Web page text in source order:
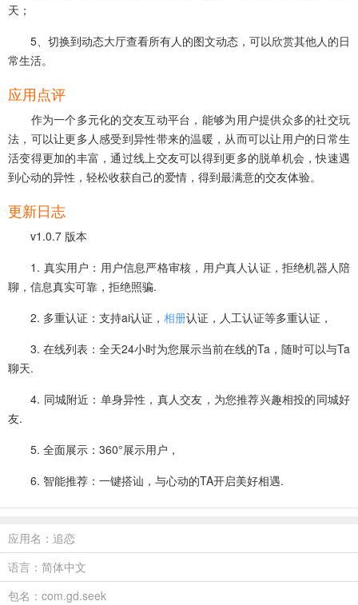
天；
5、切换到动态大厅查看所有人的图文动态，可以欣赏其他人的日
常生活。
应用点评
作为一个多元化的交友互动平台，能够为用户提供众多的社交玩
法，可以让更多人感受到异性带来的温暖，从而可以让用户的日常生
活变得更加的丰富，通过线上交友可以得到更多的脱单机会，快速遇
到心动的异性，轻松收获自己的爱情，得到最满意的交友体验。
更新日志
v1.0.7 版本
1. 真实用户：用户信息严格审核，用户真人认证，拒绝机器人陪
聊，信息真实可靠，拒绝照骗.
2. 多重认证：支持ai认证， 相册认证，人工认证等多重认证，
3. 在线列表：全天24小时为您展示当前在线的Ta，随时可以与Ta
聊天.
4. 同城附近：单身异性，真人交友，为您推荐兴趣相投的同城好
友.
5. 全面展示：360°展示用户，
6. 智能推荐：一键搭讪，与心动的TA开启美好相遇.
应用名：追恋
语言：简体中文
包名：com.gd.seek